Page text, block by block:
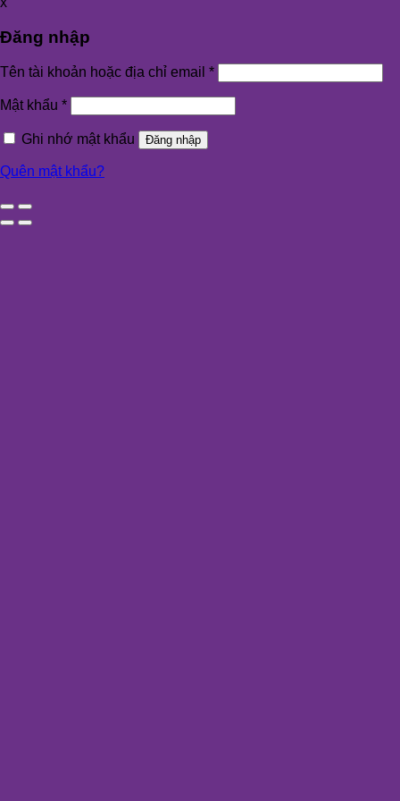
Đăng nhập
Tên tài khoản hoặc địa chỉ email *
Mật khẩu *
Ghi nhớ mật khẩu Đăng nhập
Quên mật khẩu?